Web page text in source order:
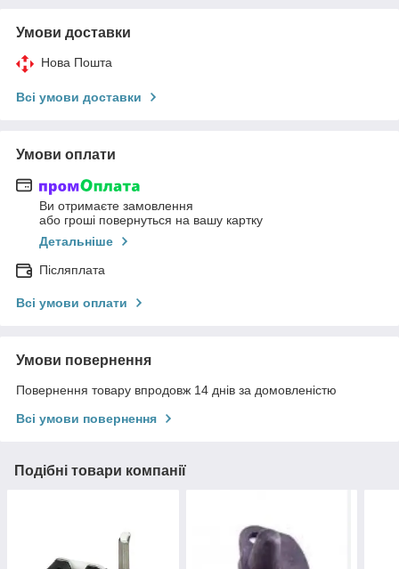
Умови доставки
Нова Пошта
Всі умови доставки
Умови оплати
Ви отримаєте замовлення
або гроші повернуться на вашу картку
Детальніше
Післяплата
Всі умови оплати
Умови повернення
Повернення товару впродовж 14 днів за домовленістю
Всі умови повернення
Подібні товари компанії